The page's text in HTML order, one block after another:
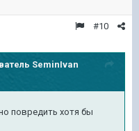
#10
SeminIvan
повредить хотя бы